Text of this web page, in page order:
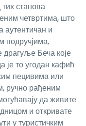
станова
четвртима, што
аутентичан и
подручјима,
драгуље Беча које
је то угодан кафић
пецивима или
ручно рађеним
да живите
и откривате
у туристичким